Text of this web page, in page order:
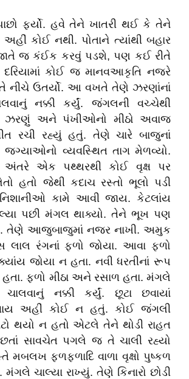
ફર્યો. હવે તેને ખાતરી થઈ કે તેને
અહીં કોઈ નથી. પોતાને ત્યાંથી બહાર
જ કંઈક કરવું પડશે, પણ કઈ રીતે
દરિયામાં કોઈ જ માનવઆકૃતિ નજરે
નીચે ઉતર્યો. આ વખતે તેણે ઝરણાંનાં
નક્કી કર્યું. જંગલની વચ્ચેથી
અને પંખીઓનો મીઠો અવાજ
રચી રહ્યું હતું. તેણે ચારે બાજુનાં
જગ્યાઓનો વ્યવસ્થિત તાગ મેળવ્યો.
એક પથ્થરથી કોઈ વૃક્ષ પર
હતો જેથી કદાચ રસ્તો ભૂલો પડી
કામે આવી જાય. કેટલાંય
પછી મંગલ થાક્યો. તેને ભૂખ પણ
તેણે આજુબાજુમાં નજર નાખી. અમુક
લાલ રંગનાં ફળો જોયા. આવા ફળો
જોયા ન હતા. નવી ધરતીનાં રૂપ
ફળો મીઠા અને રસાળ હતા. મંગલે
ચાલવાનું નક્કી કર્યું. છૂટા છવાયાં
અહીં કોઈ ન હતું. કોઈ જંગલી
થયો ન હતો એટલે તેને થોડી રાહત
સાવચેત પગલે જ તે ચાલી રહ્યો
મબલખ ફળફળાદિ વાળા વૃક્ષો પુષ્કળ
મંગલે ચાલ્યા રાખ્યું. તેણે કિનારો છોડી